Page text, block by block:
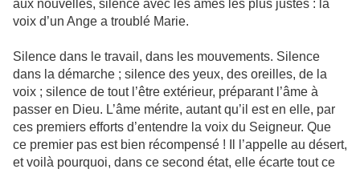
aux nouvelles, silence avec les âmes les plus justes : la
voix d’un Ange a troublé Marie.
Silence dans le travail, dans les mouvements. Silence
dans la démarche ; silence des yeux, des oreilles, de la
voix ; silence de tout l’être extérieur, préparant l’âme à
passer en Dieu. L’âme mérite, autant qu’il est en elle, par
ces premiers efforts d’entendre la voix du Seigneur. Que
ce premier pas est bien récompensé ! Il l’appelle au désert,
et voilà pourquoi, dans ce second état, elle écarte tout ce